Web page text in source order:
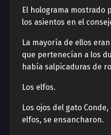
El holograma mostrado
los asientos en el
La mayoría de ellos
que pertenecían a los
había salpicaduras de
Los elfos.
Los ojos del gato
elfos, se ensancharon.